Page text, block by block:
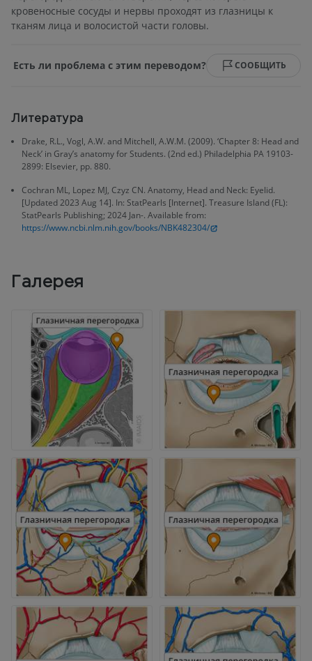
кровеносные сосуды и нервы проходят из глазницы к
тканям лица и волосистой части головы.
Есть ли проблема с этим переводом? СООБЩИТЬ
Литература
Drake, R.L., Vogl, A.W. and Mitchell, A.W.M. (2009). ‘Chapter 8: Head and
Neck’ in Gray’s anatomy for Students. (2nd ed.) Philadelphia PA 19103-
2899: Elsevier, pp. 880.
Cochran ML, Lopez MJ, Czyz CN. Anatomy, Head and Neck: Eyelid.
[Updated 2023 Aug 14]. In: StatPearls [Internet]. Treasure Island (FL):
StatPearls Publishing; 2024 Jan-. Available from:
https://www.ncbi.nlm.nih.gov/books/NBK482304/
Галерея